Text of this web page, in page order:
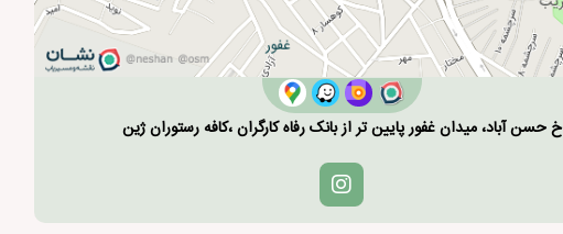
خ حسن آباد، میدان غفور پایین تر از بانک رفاه کارگران ،کافه رستوران ژین